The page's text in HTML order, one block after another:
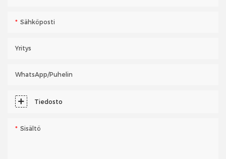
Sähköposti
Yritys
WhatsApp/puhelin
Tiedosto
Sisältö